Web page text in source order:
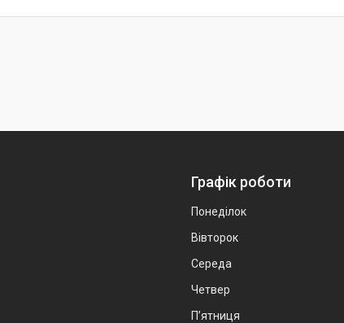
Графік роботи
Понеділок
Вівторок
Середа
Четвер
Пʼятниця